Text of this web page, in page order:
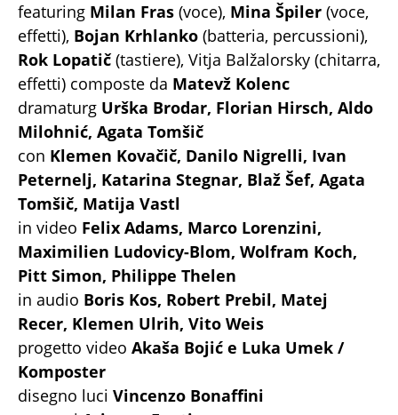
featuring Milan Fras (voce), Mina Špiler (voce,
effetti), Bojan Krhlanko (batteria, percussioni),
Rok Lopatič(tastiere), Vitja Balžalorsky (chitarra,
effetti) composte da Matevž Kolenc
dramaturg Urška Brodar, Florian Hirsch, Aldo
Milohnić, Agata Tomšič
con Klemen Kovačič, Danilo Nigrelli, Ivan
Peternelj, Katarina Stegnar, Blaž Šef, Agata
Tomšič, Matija Vastl
in video Felix Adams, Marco Lorenzini,
Maximilien Ludovicy-Blom, Wolfram Koch,
Pitt Simon, Philippe Thelen
in audio Boris Kos, Robert Prebil, Matej
Recer, Klemen Ulrih, Vito Weis
progetto video Akaša Bojić e Luka Umek /
Komposter
disegno luci Vincenzo Bonaffini